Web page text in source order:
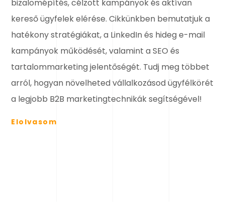
bizalomépítés, célzott kampányok és aktívan
kereső ügyfelek elérése. Cikkünkben bemutatjuk a
hatékony stratégiákat, a LinkedIn és hideg e-mail
kampányok működését, valamint a SEO és
tartalommarketing jelentőségét. Tudj meg többet
arról, hogyan növelheted vállalkozásod ügyfélkörét
a legjobb B2B marketingtechnikák segítségével!
Elolvasom